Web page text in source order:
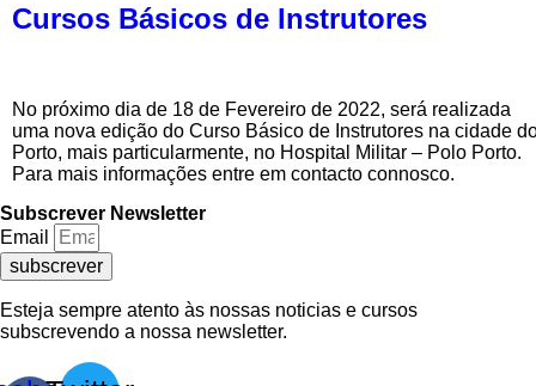
Cursos Básicos de Instrutores
No próximo dia de 18 de Fevereiro de 2022, será realizada
uma nova edição do Curso Básico de Instrutores na cidade
Porto, mais particularmente, no Hospital Militar – Polo Porto.
Para mais informações entre em contacto connosco.
Subscrever Newsletter
Email
subscrever
Esteja sempre atento às nossas noticias e cursos
subscrevendo a nossa newsletter.